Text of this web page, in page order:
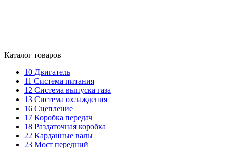
Каталог товаров
10 Двигатель
11 Система питания
12 Система выпуска газа
13 Система охлаждения
16 Сцепление
17 Коробка передач
18 Раздаточная коробка
22 Карданные валы
23 Мост передний